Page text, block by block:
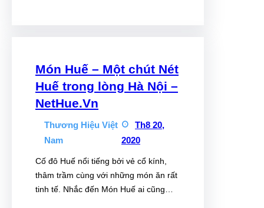
Món Huế – Một chút Nét
Huế trong lòng Hà Nội –
NetHue.Vn
Thương Hiệu Việt
Nam
Th8 20,
2020
Cố đô Huế nổi tiếng bởi vẻ cổ kính,
thâm trầm cùng với những món ăn rất
tinh tế. Nhắc đến Món Huế ai cũng…